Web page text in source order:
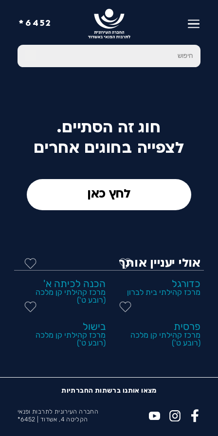
6452*
חוג זה הסתיים.
לצפייה בחוגים אחרים
לחץ כאן
אולי יעניין אותך
כדורגל
מרכז קהילתי בית לברון
הכנה לכיתה א'
מרכז קהילתי קן מלכה
(רובע ט')
פרסית
מרכז קהילתי קן מלכה
(רובע ט')
בישול
מרכז קהילתי קן מלכה
(רובע ט')
מצאו אותנו ברשתות החברתיות
החברה העירונית לתרבות ופנאי
הקליטה 4, אשדוד |
6452*